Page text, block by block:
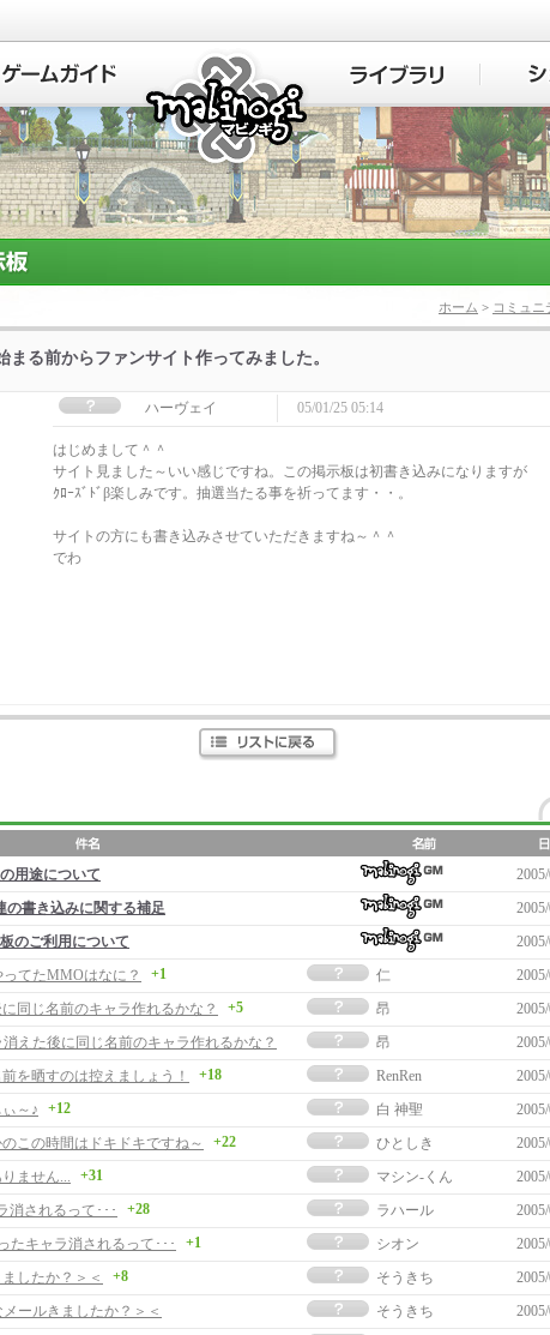
マビノギ
ホーム > コミュニ
まる前からファンサイト作ってみました。
ハーヴェイ 05/01/25 05:14
はじめまして＾＾
サイト見ました～いい感じですね。この掲示板は初書き込みになりますが
ｸﾛｰｽﾞﾄﾞβ楽しみです。抽選当たる事を祈ってます・・。
サイトの方にも書き込みさせていただきますね～＾＾
でわ
用途について
の書き込みに関する補足
のご利用について
てたMMOはなに？
+1 仁
同じ名前のキャラ作れるかな？
+5 昂
えた後に同じ名前のキャラ作れるかな？
昂
を晒すのは控えましょう！
+18 RenRen
～♪
+12 白 神聖
この時間はドキドキですね～
+22 ひとしき
ません...
+31 マシン-くん
消されるって･･･
+28 ラハール
たキャラ消されるって･･･
+1 シオン
したか？＞＜
+8 そうきち
ールきましたか？＞＜
そうきち